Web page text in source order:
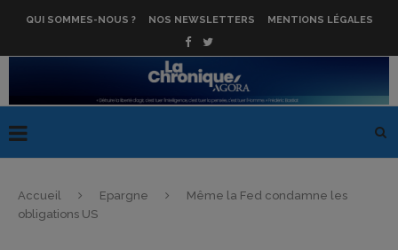
QUI SOMMES-NOUS ? NOS NEWSLETTERS MENTIONS LÉGALES
Accueil Epargne
Même la Fed condamne les
obligations US